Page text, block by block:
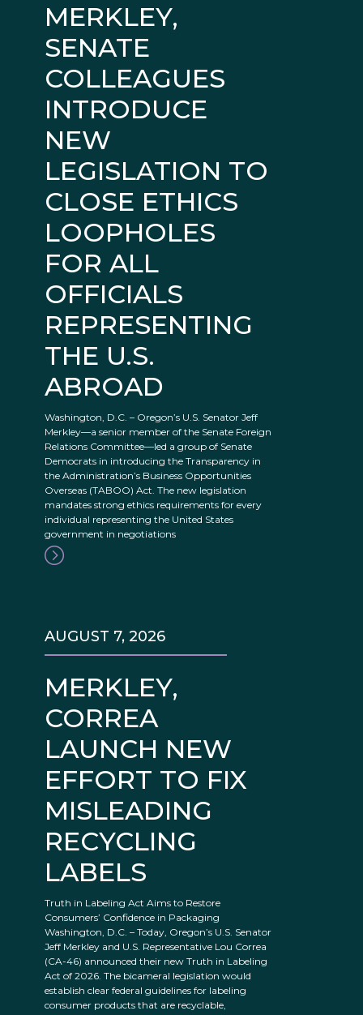
MERKLEY,
SENATE
COLLEAGUES
INTRODUCE
NEW
LEGISLATION TO
CLOSE ETHICS
LOOPHOLES
FOR ALL
OFFICIALS
REPRESENTING
THE U.S.
ABROAD
Washington, D.C. – Oregon’s U.S. Senator Jeff
Merkley—a senior member of the Senate Foreign
Relations Committee—led a group of Senate
Democrats in introducing the Transparency in
the Administration’s Business Opportunities
Overseas (TABOO) Act. The new legislation
mandates strong ethics requirements for every
individual representing the United States
government in negotiations
MERKLEY,
CORREA
LAUNCH NEW
EFFORT TO FIX
MISLEADING
RECYCLING
LABELS
AUGUST 7, 2026
Truth in Labeling Act Aims to Restore
Consumers’ Confidence in Packaging
Washington, D.C. – Today, Oregon’s U.S. Senator
Jeff Merkley and U.S. Representative Lou Correa
(CA-46) announced their new Truth in Labeling
Act of 2026. The bicameral legislation would
establish clear federal guidelines for labeling
consumer products that are recyclable,